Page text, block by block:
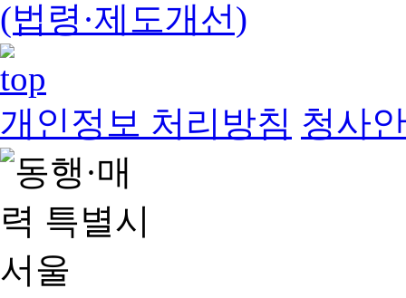
(법령·제도개선)
개인정보 처리방침 청사